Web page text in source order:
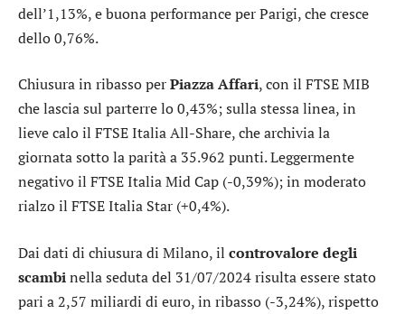
dell’1,13%, e buona performance perParigi, che cresce
dello 0,76%.
Chiusura in ribasso perPiazza Affari, con il FTSE MIB
che lascia sul parterre lo 0,43%; sulla stessa linea, in
lieve calo il FTSE Italia All-Share, che archivia la
giornata sotto la parità a 35.962 punti. Leggermente
negativo il FTSE Italia Mid Cap (-0,39%); in moderato
rialzo il FTSE Italia Star (+0,4%).
Dai dati di chiusura di Milano, il controvalore degli
scambinella seduta del 31/07/2024 risulta essere stato
pari a 2,57 miliardi di euro, in ribasso (-3,24%), rispetto